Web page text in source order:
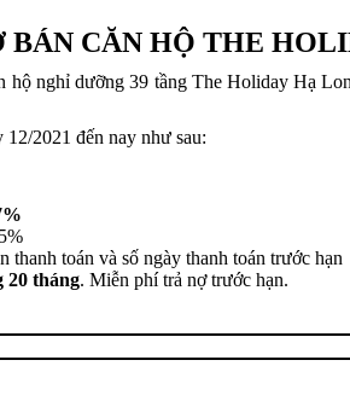
BÁN CĂN HỘ THE
nghỉ dưỡng 39 tầng The Holiday Hạ
2021 đến nay như sau:
toán và số ngày thanh toán trước hạn
tháng. Miễn phí trả nợ trước hạn.